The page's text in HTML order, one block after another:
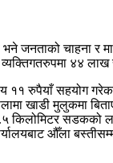
जनताको चाहना र
व्यक्तिगतरुपमा ४४
११ रुपैयाँ सहयोग
खाडी मुलुकमा
किलोमिटर सडकको
औँला